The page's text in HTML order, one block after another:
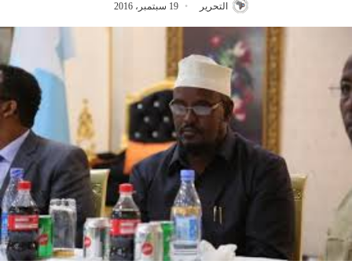
التحرير 19 سبتمبر، 2016